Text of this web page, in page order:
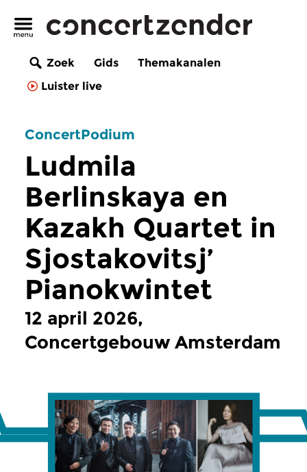
Zoek Gids
Themakanalen
Luister live
ConcertPodium
Ludmila
Berlinskaya en
Kazakh Quartet in
Sjostakovitsj’
Pianokwintet
12 april 2026,
Concertgebouw Amsterdam